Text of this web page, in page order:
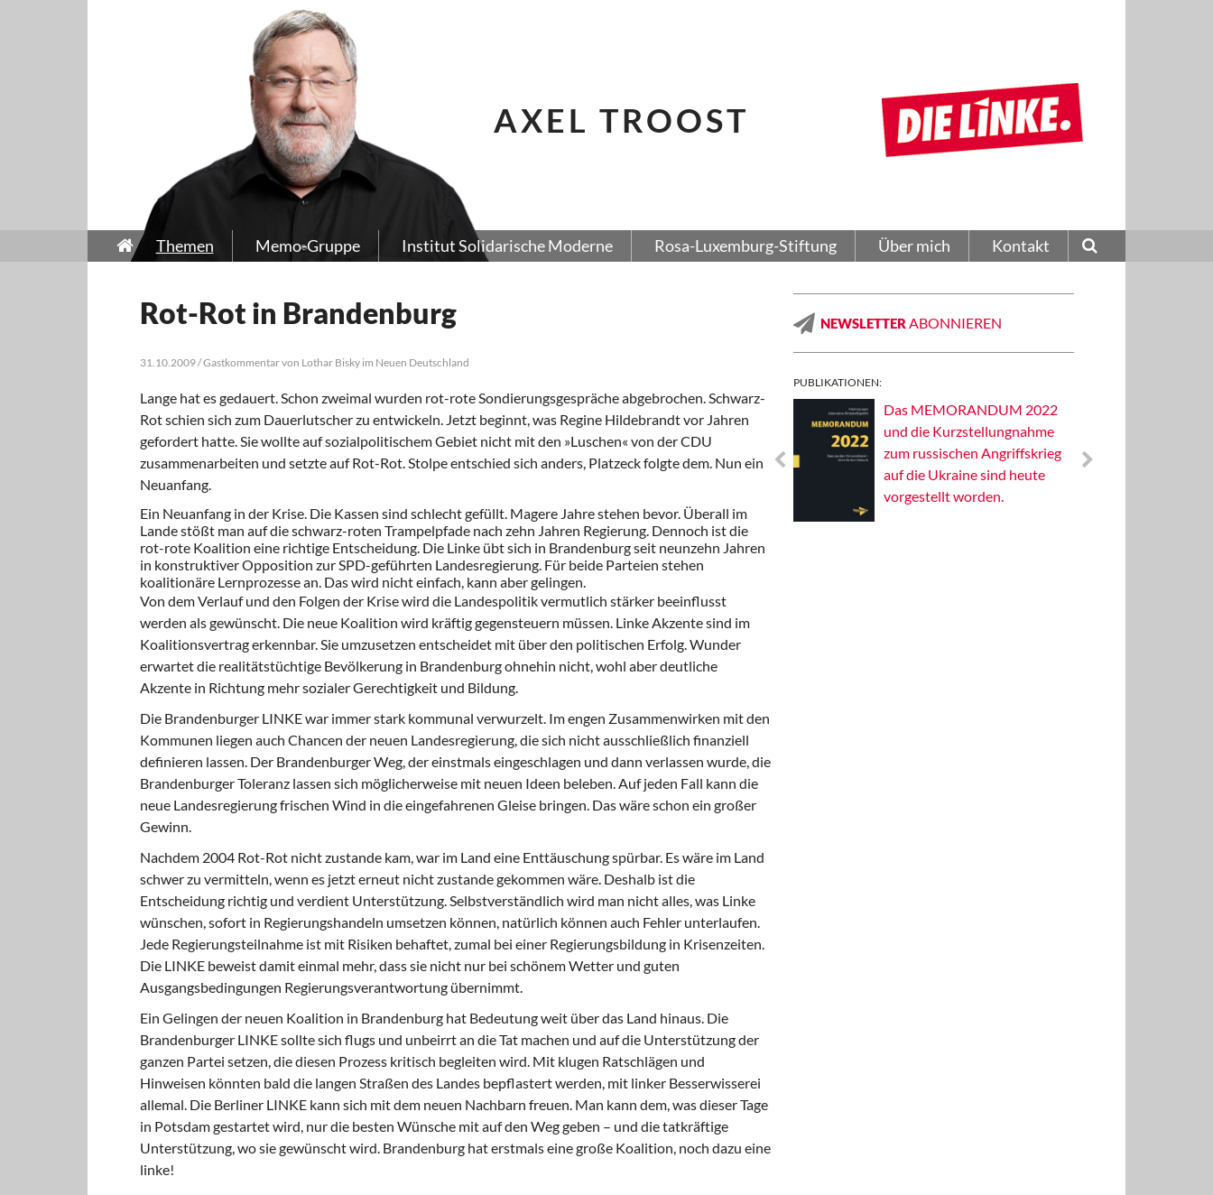
AXEL TROOST
Themen Memo-Gruppe Institut Solidarische Moderne Rosa-Luxemburg-Stiftung Über mich Kontakt
Rot-Rot in Brandenburg
31.10.2009 / Gastkommentar von Lothar Bisky im Neuen Deutschland
Lange hat es gedauert. Schon zweimal wurden rot-rote Sondierungsgespräche abgebrochen. Schwarz-
Rot schien sich zum Dauerlutscher zu entwickeln. Jetzt beginnt, was Regine Hildebrandt vor Jahren
gefordert hatte. Sie wollte auf sozialpolitischem Gebiet nicht mit den »Luschen« von der CDU
zusammenarbeiten und setzte auf Rot-Rot. Stolpe entschied sich anders, Platzeck folgte dem. Nun ein
Neuanfang.
Ein Neuanfang in der Krise. Die Kassen sind schlecht gefüllt. Magere Jahre stehen bevor. Überall im
Lande stößt man auf die schwarz-roten Trampelpfade nach zehn Jahren Regierung. Dennoch ist die
rot-rote Koalition eine richtige Entscheidung. Die Linke übt sich in Brandenburg seit neunzehn Jahren
in konstruktiver Opposition zur SPD-geführten Landesregierung. Für beide Parteien stehen
koalitionäre Lernprozesse an. Das wird nicht einfach, kann aber gelingen.
Von dem Verlauf und den Folgen der Krise wird die Landespolitik vermutlich stärker beeinflusst
werden als gewünscht. Die neue Koalition wird kräftig gegensteuern müssen. Linke Akzente sind im
Koalitionsvertrag erkennbar. Sie umzusetzen entscheidet mit über den politischen Erfolg. Wunder
erwartet die realitätstüchtige Bevölkerung in Brandenburg ohnehin nicht, wohl aber deutliche
Akzente in Richtung mehr sozialer Gerechtigkeit und Bildung.
Die Brandenburger LINKE war immer stark kommunal verwurzelt. Im engen Zusammenwirken mit den
Kommunen liegen auch Chancen der neuen Landesregierung, die sich nicht ausschließlich finanziell
definieren lassen. Der Brandenburger Weg, der einstmals eingeschlagen und dann verlassen wurde, die
Brandenburger Toleranz lassen sich möglicherweise mit neuen Ideen beleben. Auf jeden Fall kann die
neue Landesregierung frischen Wind in die eingefahrenen Gleise bringen. Das wäre schon ein großer
Gewinn.
Nachdem 2004 Rot-Rot nicht zustande kam, war im Land eine Enttäuschung spürbar. Es wäre im Land
schwer zu vermitteln, wenn es jetzt erneut nicht zustande gekommen wäre. Deshalb ist die
Entscheidung richtig und verdient Unterstützung. Selbstverständlich wird man nicht alles, was Linke
wünschen, sofort in Regierungshandeln umsetzen können, natürlich können auch Fehler unterlaufen.
Jede Regierungsteilnahme ist mit Risiken behaftet, zumal bei einer Regierungsbildung in Krisenzeiten.
Die LINKE beweist damit einmal mehr, dass sie nicht nur bei schönem Wetter und guten
Ausgangsbedingungen Regierungsverantwortung übernimmt.
Ein Gelingen der neuen Koalition in Brandenburg hat Bedeutung weit über das Land hinaus. Die
Brandenburger LINKE sollte sich flugs und unbeirrt an die Tat machen und auf die Unterstützung der
ganzen Partei setzen, die diesen Prozess kritisch begleiten wird. Mit klugen Ratschlägen und
Hinweisen könnten bald die langen Straßen des Landes bepflastert werden, mit linker Besserwisserei
allemal. Die Berliner LINKE kann sich mit dem neuen Nachbarn freuen. Man kann dem, was dieser Tage
in Potsdam gestartet wird, nur die besten Wünsche mit auf den Weg geben – und die tatkräftige
Unterstützung, wo sie gewünscht wird. Brandenburg hat erstmals eine große Koalition, noch dazu eine
linke!
NEWSLETTER ABONNIEREN
PUBLIKATIONEN:
Solidarisches EUropa -
Mosaiklinke Perspektiven
Das MEMORANDUM 2022
und die Kurzstellungnahme
zum russischen Angriffskrieg
auf die Ukraine sind heute
vorgestellt worden.